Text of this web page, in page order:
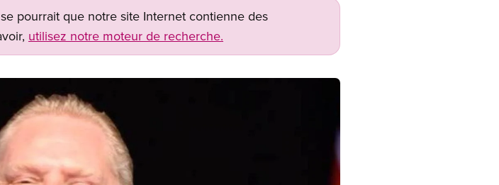
pourrait que notre site Internet contienne des
utilisez notre moteur de recherche.